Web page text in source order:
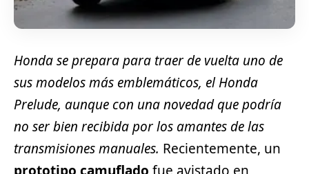
Honda se prepara para traer de vuelta uno de
sus modelos más emblemáticos, el Honda
Prelude, aunque con una novedad que podría
no ser bien recibida por los amantes de las
transmisiones manuales. Recientemente, un